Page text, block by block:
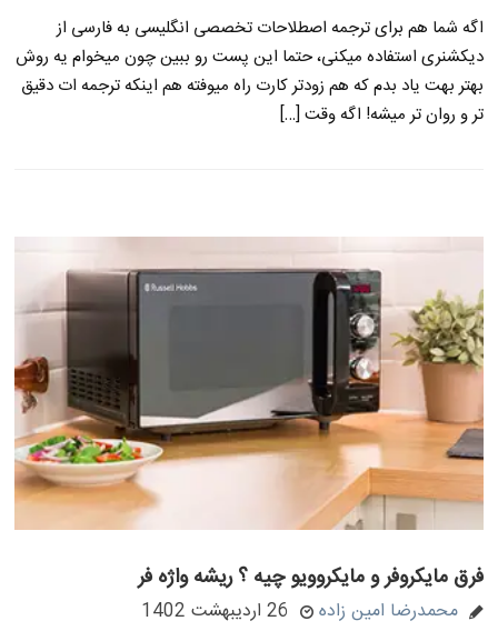
اگه شما هم برای ترجمه اصطلاحات تخصصی انگلیسی به فارسی از
دیکشنری استفاده میکنی، حتما این پست رو ببین چون میخوام یه روش
بهتر بهت یاد بدم که هم زودتر کارت راه میوفته هم اینکه ترجمه ات دقیق
تر و روان تر میشه! اگه وقت […]
فرق مایکروفر و مایکروویو چیه ؟ ریشه واژه فر
محمدرضا امین زاده 26 اردیبهشت 1402